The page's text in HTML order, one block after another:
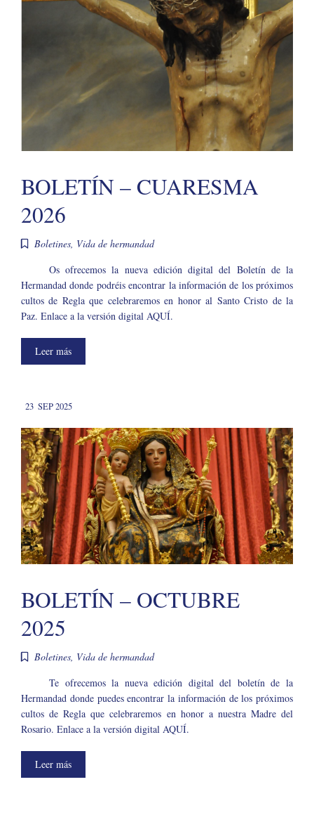
BOLETÍN – CUARESMA
2026
Boletines, Vida de hermandad
Os ofrecemos la nueva edición digital del Boletín de la
Hermandad donde podréis encontrar la información de los próximos
cultos de Regla que celebraremos en honor al Santo Cristo de la
Paz. Enlace a la versión digital AQUÍ.
Leer más
23 SEP 2025
BOLETÍN – OCTUBRE
2025
Boletines, Vida de hermandad
Te ofrecemos la nueva edición digital del boletín de la
Hermandad donde puedes encontrar la información de los próximos
cultos de Regla que celebraremos en honor a nuestra Madre del
Rosario. Enlace a la versión digital AQUÍ.
Leer más